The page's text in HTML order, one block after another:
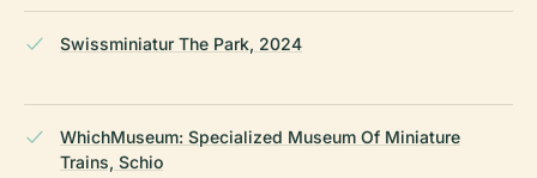
Swissminiatur The Park, 2024
WhichMuseum: Specialized Museum Of Miniature
Trains, Schio